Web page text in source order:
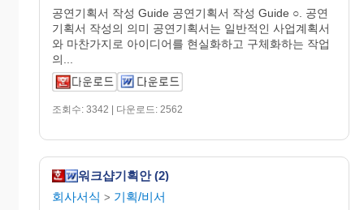
공연기획서 작성 Guide 공연기획서 작성 Guide ○. 공연
기획서 작성의 의미 공연기획서는 일반적인 사업계획서
와 마찬가지로 아이디어를 현실화하고 구체화하는 작업
의...
조회수: 3342 | 다운로드: 2562
워크샵기획안 (2)
회사서식 > 기획/비서